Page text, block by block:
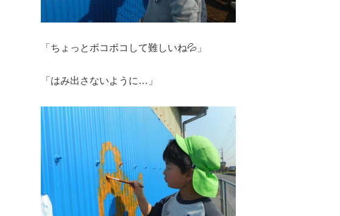
「ちょっとボコボコして難しいね💦」
「はみ出さないように…」